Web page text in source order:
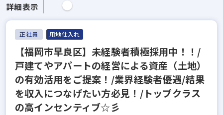
詳細表示
正社員 用地仕入れ
【福岡市早良区】未経験者積極採用中！！/
戸建てやアパートの経営による資産（土地）
の有効活用をご提案！/業界経験者優遇/結果
を収入につなげたい方必見！/トップクラス
の高インセンティブ☆彡